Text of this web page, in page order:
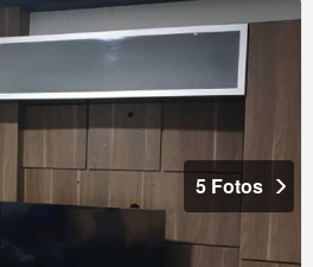
5 Fotos